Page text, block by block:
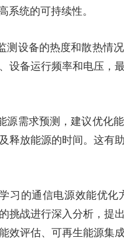
系统的可持续性。
测设备的热度和散热情
设备运行频率和电压，
源需求预测，建议优化
释放能源的时间。这有
习的通信电源效能优
挑战进行深入分析，提
效评估、可再生能源集